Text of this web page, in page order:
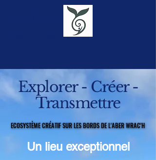
Explorer - Créer -
Transmettre
ECOSYSTÈME CRÉATIF SUR LES BORDS DE L'ABER WRAC'H
ECOSYSTÈME CRÉATIF SUR LES BORDS DE L'ABER WRAC'H
Un lieu exceptionnel